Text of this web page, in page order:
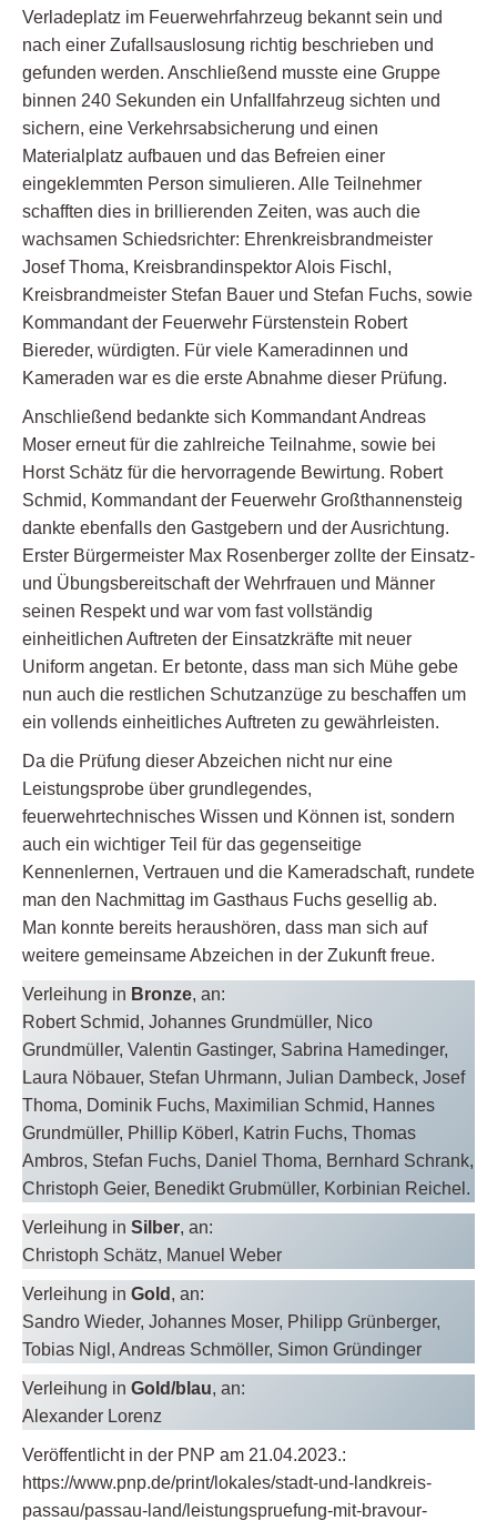
Verladeplatz im Feuerwehrfahrzeug bekannt sein und
nach einer Zufallsauslosung richtig beschrieben und
gefunden werden. Anschließend musste eine Gruppe
binnen 240 Sekunden ein Unfallfahrzeug sichten und
sichern, eine Verkehrsabsicherung und einen
Materialplatz aufbauen und das Befreien einer
eingeklemmten Person simulieren. Alle Teilnehmer
schafften dies in brillierenden Zeiten, was auch die
wachsamen Schiedsrichter: Ehrenkreisbrandmeister
Josef Thoma, Kreisbrandinspektor Alois Fischl,
Kreisbrandmeister Stefan Bauer und Stefan Fuchs, sowie
Kommandant der Feuerwehr Fürstenstein Robert
Biereder, würdigten. Für viele Kameradinnen und
Kameraden war es die erste Abnahme dieser Prüfung.
Anschließend bedankte sich Kommandant Andreas
Moser erneut für die zahlreiche Teilnahme, sowie bei
Horst Schätz für die hervorragende Bewirtung. Robert
Schmid, Kommandant der Feuerwehr Großthannensteig
dankte ebenfalls den Gastgebern und der Ausrichtung.
Erster Bürgermeister Max Rosenberger zollte der Einsatz-
und Übungsbereitschaft der Wehrfrauen und Männer
seinen Respekt und war vom fast vollständig
einheitlichen Auftreten der Einsatzkräfte mit neuer
Uniform angetan. Er betonte, dass man sich Mühe gebe
nun auch die restlichen Schutzanzüge zu beschaffen um
ein vollends einheitliches Auftreten zu gewährleisten.
Da die Prüfung dieser Abzeichen nicht nur eine
Leistungsprobe über grundlegendes,
feuerwehrtechnisches Wissen und Können ist, sondern
auch ein wichtiger Teil für das gegenseitige
Kennenlernen, Vertrauen und die Kameradschaft, rundete
man den Nachmittag im Gasthaus Fuchs gesellig ab.
Man konnte bereits heraushören, dass man sich auf
weitere gemeinsame Abzeichen in der Zukunft freue.
Verleihung in Bronze, an:
Robert Schmid, Johannes Grundmüller, Nico
Grundmüller, Valentin Gastinger, Sabrina Hamedinger,
Laura Nöbauer, Stefan Uhrmann, Julian Dambeck, Josef
Thoma, Dominik Fuchs, Maximilian Schmid, Hannes
Grundmüller, Phillip Köberl, Katrin Fuchs, Thomas
Ambros, Stefan Fuchs, Daniel Thoma, Bernhard Schrank,
Christoph Geier, Benedikt Grubmüller, Korbinian Reichel.
Verleihung in Silber, an:
Christoph Schätz, Manuel Weber
Verleihung in Gold , an:
Sandro Wieder, Johannes Moser, Philipp Grünberger,
Tobias Nigl, Andreas Schmöller, Simon Gründinger
Verleihung in Gold/blau, an:
Alexander Lorenz
Veröffentlicht in der PNP am 21.04.2023.:
https://www.pnp.de/print/lokales/stadt-und-landkreis-
passau/passau-land/leistungspruefung-mit-bravour-